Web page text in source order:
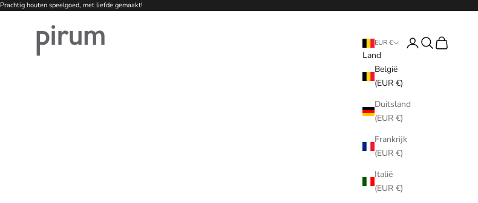
Prachtig houten speelgoed, met liefde gemaakt!
pirum-holzspielzeuge.de
EUR €
Land
België
(EUR €)
Duitsland
(EUR €)
Frankrijk
(EUR €)
Italië
(EUR €)
Inloggen
Zoeken